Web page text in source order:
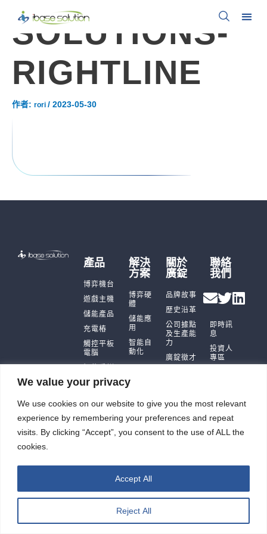
We value your privacy
We use cookies on our website to give you the most relevant
experience by remembering your preferences and repeat
visits. By clicking “Accept”, you consent to the use of ALL the
cookies.
Reject All
Accept All
SOLUTIONS-
RIGHTLINE
作者: rori / 2023-05-30
產品
博弈機台
遊戲主機
儲能產品
充電樁
觸控平板
電腦
解決
方案
博弈硬
體
儲能應
用
智能自
動化
關於
廣錠
品牌故事
歷史沿革
公司據點
及生產能
力
廣錠徵才
聯絡
我們
即時訊
息
投資人
專區
廣錠股份有限公司 版權所有2026 © All rights reserved.